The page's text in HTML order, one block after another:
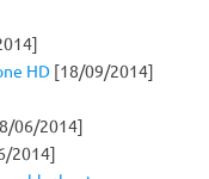
HD [18/09/2014]
06/2014]
2014]